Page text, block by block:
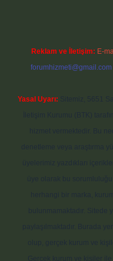
Reklam ve İletişim: E-
forumhizmeti@gmail.com
Yasal Uyarı: